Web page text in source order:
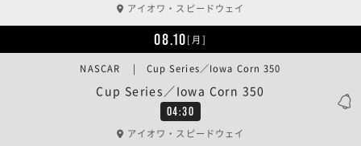
アイオワ・スピードウェイ
08.10[月]
04:30
Cup Series／Iowa Corn 350
NASCAR | Cup Series／Iowa Corn 350
アイオワ・スピードウェイ